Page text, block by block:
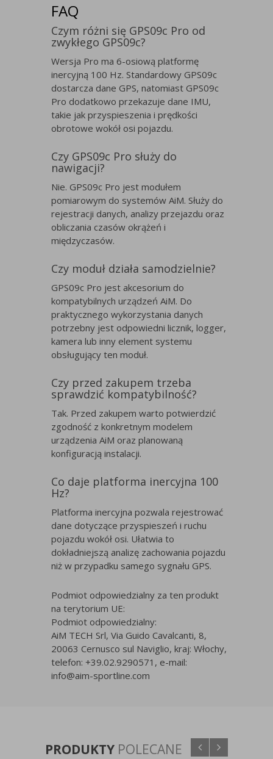
FAQ
Czym różni się GPS09c Pro od
zwykłego GPS09c?
Wersja Pro ma 6-osiową platformę
inercyjną 100 Hz. Standardowy GPS09c
dostarcza dane GPS, natomiast GPS09c
Pro dodatkowo przekazuje dane IMU,
takie jak przyspieszenia i prędkości
obrotowe wokół osi pojazdu.
Czy GPS09c Pro służy do
nawigacji?
Nie. GPS09c Pro jest modułem
pomiarowym do systemów AiM. Służy do
rejestracji danych, analizy przejazdu oraz
obliczania czasów okrążeń i
międzyczasów.
Czy moduł działa samodzielnie?
GPS09c Pro jest akcesorium do
kompatybilnych urządzeń AiM. Do
praktycznego wykorzystania danych
potrzebny jest odpowiedni licznik, logger,
kamera lub inny element systemu
obsługujący ten moduł.
Czy przed zakupem trzeba
sprawdzić kompatybilność?
Tak. Przed zakupem warto potwierdzić
zgodność z konkretnym modelem
urządzenia AiM oraz planowaną
konfiguracją instalacji.
Co daje platforma inercyjna 100
Hz?
Platforma inercyjna pozwala rejestrować
dane dotyczące przyspieszeń i ruchu
pojazdu wokół osi. Ułatwia to
dokładniejszą analizę zachowania pojazdu
niż w przypadku samego sygnału GPS.
Podmiot odpowiedzialny za ten produkt
na terytorium UE:
Podmiot odpowiedzialny:
AiM TECH Srl, Via Guido Cavalcanti, 8,
20063 Cernusco sul Naviglio, kraj: Włochy,
telefon: +39.02.9290571, e-mail:
info@aim-sportline.com
PRODUKTY POLECANE